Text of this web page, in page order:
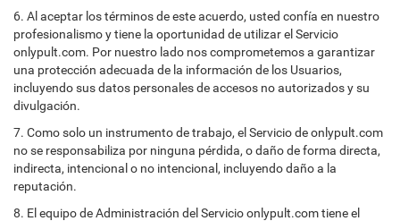
6. Al aceptar los términos de este acuerdo, usted confía en nuestro
profesionalismo y tiene la oportunidad de utilizar el Servicio
onlypult.com. Por nuestro lado nos comprometemos a garantizar
una protección adecuada de la información de los Usuarios,
incluyendo sus datos personales de accesos no autorizados y su
divulgación.
7. Como solo un instrumento de trabajo, el Servicio de onlypult.com
no se responsabiliza por ninguna pérdida, o daño de forma directa,
indirecta, intencional o no intencional, incluyendo daño a la
reputación.
8. El equipo de Administración del Servicio onlypult.com tiene el